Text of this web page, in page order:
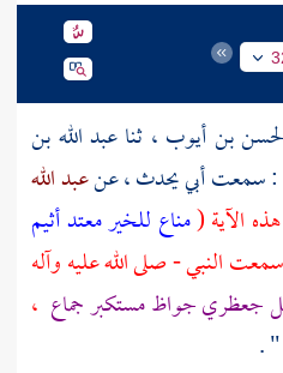
بن أيوب ، ثناعبد الله بن
: سمعت أبي يحدث ، عنعبد الله
هذه الآية (مناع للخير معتد أثيم
النبي - صلى الله عليه وآله
جعظري جواظ مستكبر جماع ،
" .